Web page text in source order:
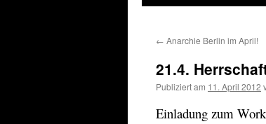
springen
← Anarchie Berlin im April!
21.4.
Publiziert am 11. April 2012
Einladung zum